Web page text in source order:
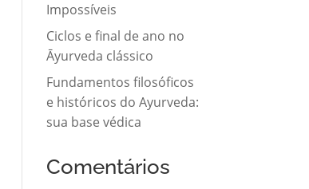
Impossíveis
Ciclos e final de ano no
Āyurveda clássico
Fundamentos filosóficos
e históricos do Ayurveda:
sua base védica
Comentários